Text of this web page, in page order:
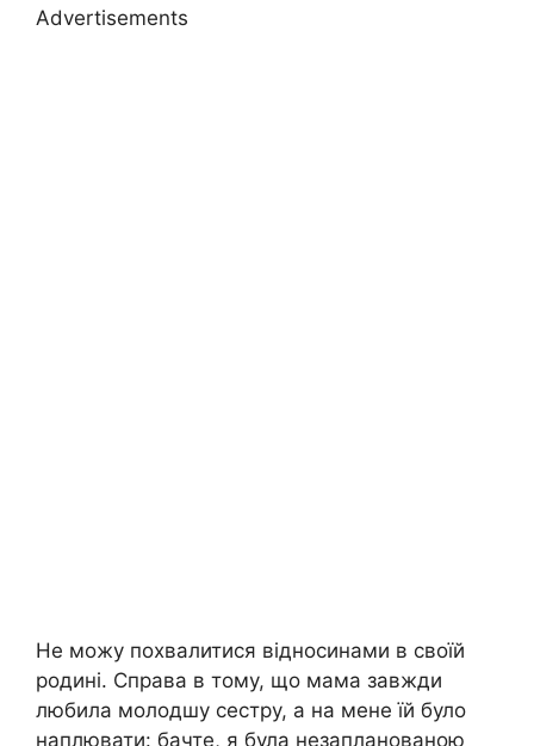
Advertisements
Не можу похвалитися відносинами в своїй
родині. Справа в тому, що мама завжди
любила молодшу сестру, а на мене їй було
наплювати: бачте, я була незапланованою